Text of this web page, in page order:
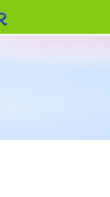
somos[:fr]La